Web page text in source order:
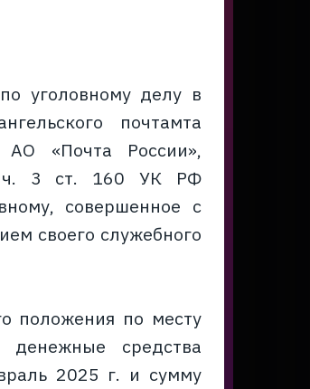
уголовному делу в
почтамта
АО «Почта России»,
ч. 3 ст. 160 УК РФ
совершенное с
своего служебного
положения по месту
средства
2025 г. и сумму